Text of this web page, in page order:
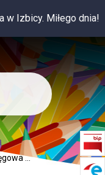
Miłego dnia!
...